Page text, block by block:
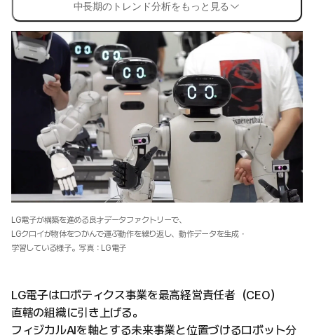
中長期のトレンド分析をもっと見る
LG電子が構築を進める良才データファクトリーで、
LGクロイが物体をつかんで運ぶ動作を繰り返し、動作データを生成・
学習している様子。写真：LG電子
LG電子はロボティクス事業を最高経営責任者（CEO）
直轄の組織に引き上げる。
フィジカルAIを軸とする未来事業と位置づけるロボット分